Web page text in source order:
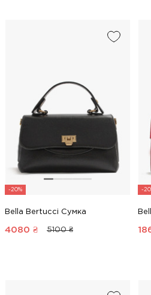
-20%
Bella Bertucci Сумка
4080 ₴ 5100 ₴
-